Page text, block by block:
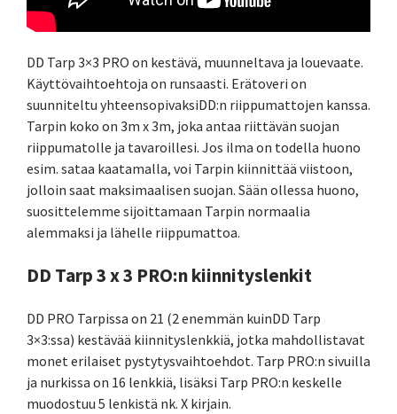
DD Tarp 3×3 PRO on kestävä, muunneltava ja louevaate.
Käyttövaihtoehtoja on runsaasti. Erätoveri on
suunniteltu yhteensopivaksiDD:n riippumattojen kanssa.
Tarpin koko on 3m x 3m, joka antaa riittävän suojan
riippumatolle ja tavaroillesi. Jos ilma on todella huono
esim. sataa kaatamalla, voi Tarpin kiinnittää viistoon,
jolloin saat maksimaalisen suojan. Sään ollessa huono,
suosittelemme sijoittamaan Tarpin normaalia
alemmaksi ja lähelle riippumattoa.
DD Tarp 3 x 3 PRO:n kiinnityslenkit
DD PRO Tarpissa on 21 (2 enemmän kuinDD Tarp
3×3:ssa) kestävää kiinnityslenkkiä, jotka mahdollistavat
monet erilaiset pystytysvaihtoehdot. Tarp PRO:n sivuilla
ja nurkissa on 16 lenkkiä, lisäksi Tarp PRO:n keskelle
muodostuu 5 lenkistä nk. X kirjain.